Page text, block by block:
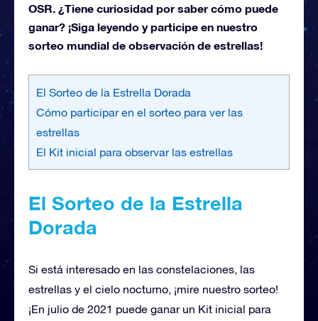
OSR. ¿Tiene curiosidad por saber cómo puede
ganar? ¡Siga leyendo y participe en nuestro
sorteo mundial de observación de estrellas!
El Sorteo de la Estrella Dorada
Cómo participar en el sorteo para ver las
estrellas
El Kit inicial para observar las estrellas
El Sorteo de la Estrella
Dorada
Si está interesado en las constelaciones, las
estrellas y el cielo nocturno, ¡mire nuestro sorteo!
¡En julio de 2021 puede ganar un Kit inicial para